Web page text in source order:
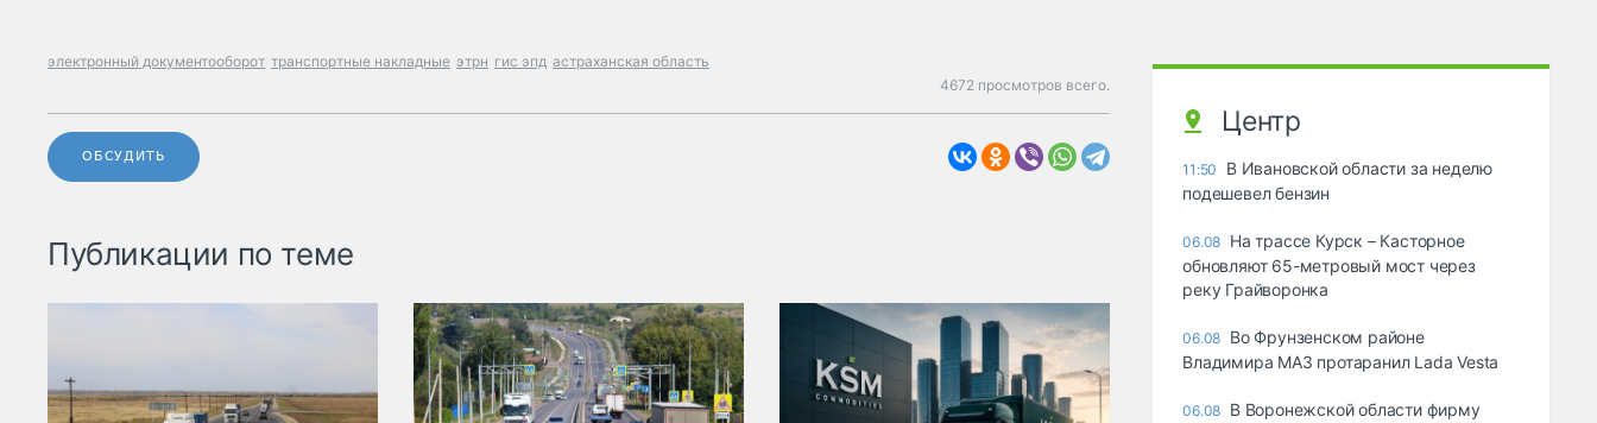
электронный документооборот транспортные накладные этрн гис эпд астраханская область
4672 просмотров всего.
ОБСУДИТЬ
Публикации по теме
Центр
11:50
В Ивановской области за неделю
подешевел бензин
06.08 На трассе Курск – Касторное
обновляют 65-метровый мост через
реку Грайворонка
06.08 Во Фрунзенском районе
Владимира МАЗ протаранил Lada Vesta
06.08 В Воронежской области фирму